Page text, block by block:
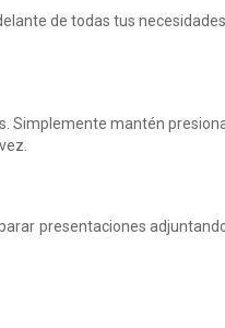
de todas tus
mantén
presentaciones